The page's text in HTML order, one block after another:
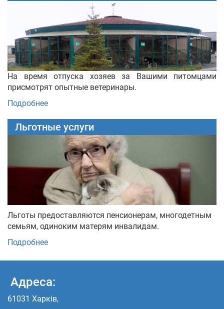
На время отпуска хозяев за Вашими питомцами
присмотрят опытные ветеринары.
Подробнее
Льготные услуги
Льготы предоставляются пенсионерам, многодетным
семьям, одиноким матерям инвалидам.
Подробнее
Адреса:
61031 Харків,